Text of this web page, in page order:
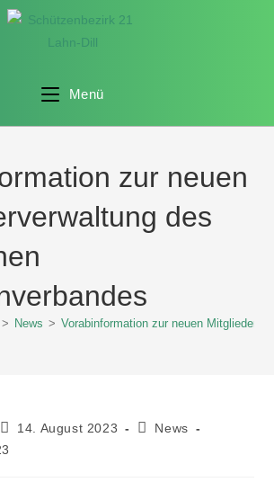
Menü
zur neuen
des
> News > Vorabinformation zur neuen
14. August 2023
News